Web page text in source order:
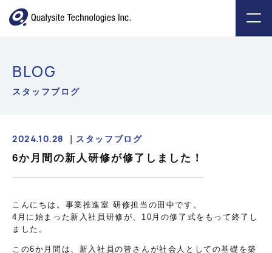
BLOG
スタッフブログ
2024.10.28 ｜ スタッフブログ
6か月間の新人研修が修了しました！
こんにちは。事業推進室 研修担当の田中です。
4月に始まった新入社員研修が、10月の修了式をもって終了し
ました。
この6か月間は、新入社員の皆さんが社会人としての基礎を築